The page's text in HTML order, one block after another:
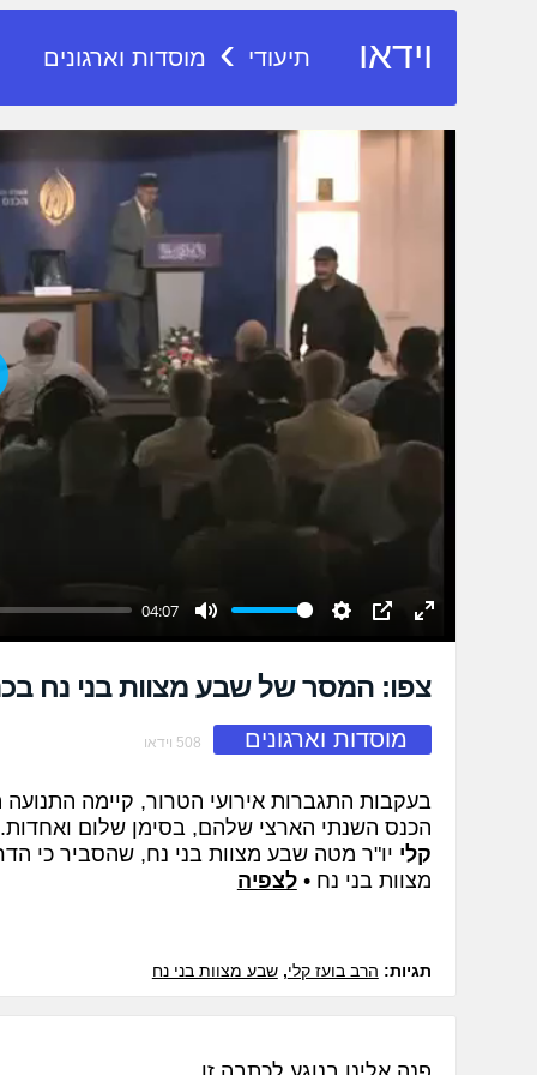
וידאו תיעודי › מוסדות וארגונים
04:07
Mute Settings PIPEnter
צפו: המסר של שבע מצוות בני נח
מוסדות וארגונים 508 וידאו
בעקבות התגברות אירועי הטרור, קיימה
הכנס השנתי הארצי שלהם, בסימן שלום
קלי יו"ר מטה שבע מצוות בני נח, שהסביר כי
מצוות בני נח •לצפיה
תגיות: הרב בועז קלי,שבע מצוות בני נח